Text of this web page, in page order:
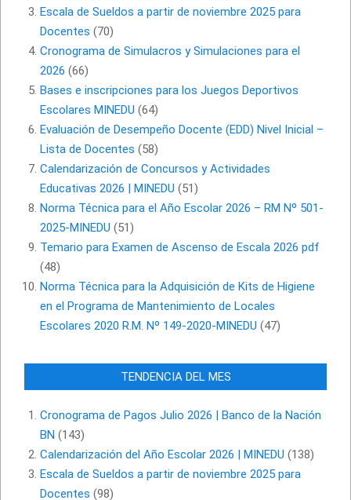
Escala de Sueldos a partir de noviembre 2025 para
Docentes (70)
Cronograma de Simulacros y Simulaciones para el
2026 (66)
Bases e inscripciones para los Juegos Deportivos
Escolares MINEDU (64)
Evaluación de Desempeño Docente (EDD) Nivel Inicial –
Lista de Docentes (58)
Calendarización de Concursos y Actividades
Educativas 2026 | MINEDU (51)
Norma Técnica para el Año Escolar 2026 – RM Nº 501-
2025-MINEDU (51)
Temario para Examen de Ascenso de Escala 2026 pdf
(48)
Norma Técnica para la Adquisición de Kits de Higiene
en el Programa de Mantenimiento de Locales
Escolares 2020 R.M. Nº 149-2020-MINEDU (47)
TENDENCIA DEL MES
Cronograma de Pagos Julio 2026 | Banco de la Nación
BN (143)
Calendarización del Año Escolar 2026 | MINEDU (138)
Escala de Sueldos a partir de noviembre 2025 para
Docentes (98)